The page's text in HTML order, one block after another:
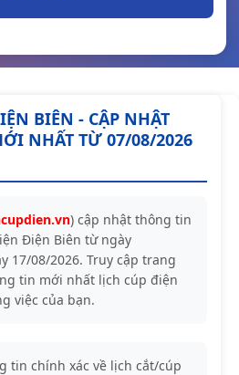
BIÊN - CẬP NHẬT
NHẤT TỪ 07/08/2026
) cập nhật thông tin
Điện Biên từ ngày
17/08/2026. Truy cập trang
tin mới nhất lịch cúp điện
việc của bạn.
tin chính xác về lịch cắt/cúp